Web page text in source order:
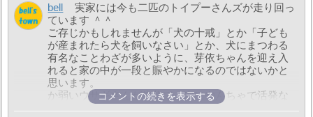
bell
実家には今も二匹のトイプーさんズが走り回っ
ています ＾＾
ご存じかもしれませんが「犬の十戒」とか「子ども
が産まれたら犬を飼いなさい」とか、犬にまつわる
有名なことわざが多いように、芽依ちゃんを迎え入
れると家の中が一段と賑やかになるのではないかと
思います。
か弱いウサギさんが先住で、次にやんちゃで活発な
犬っ子の多頭飼いはあまり聞かないですね。確かに
コメントの続きを表示する